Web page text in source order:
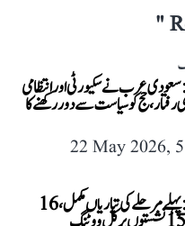
"
2026: سعودی عرب نے سکیورٹی اور انتظامی
رفتار، حج کو سیاست سے دور رکھنے کا
22 May 2026,
مغربی بنگال: پہلے مرحلے کی تیاریاں مکمل، 16